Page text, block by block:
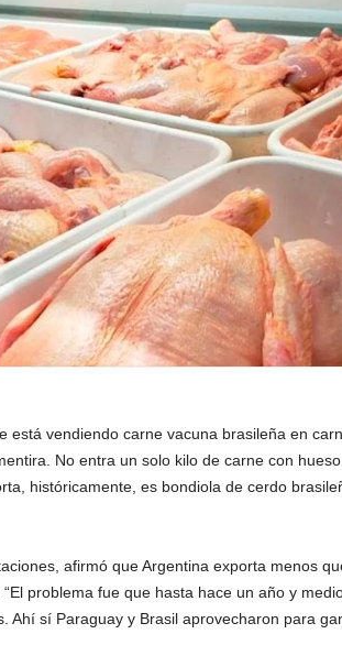
está vendiendo carne vacuna brasileña en
No entra un solo kilo de carne con
históricamente, es bondiola de cerdo
afirmó que Argentina exporta menos
problema fue que hasta hace un año y
Ahí sí Paraguay y Brasil aprovecharon para